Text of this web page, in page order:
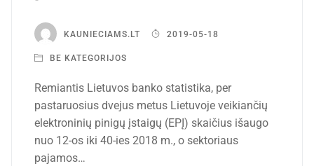
KAUNIECIAMS.LT 2019-05-18
BE KATEGORIJOS
Remiantis Lietuvos banko statistika, per
pastaruosius dvejus metus Lietuvoje veikiančių
elektroninių pinigų įstaigų (EPĮ) skaičius išaugo
nuo 12-os iki 40-ies 2018 m., o sektoriaus
pajamos…